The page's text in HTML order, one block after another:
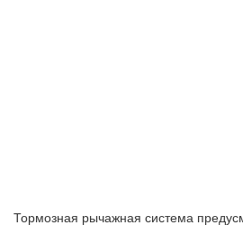
Тормозная рычажная система